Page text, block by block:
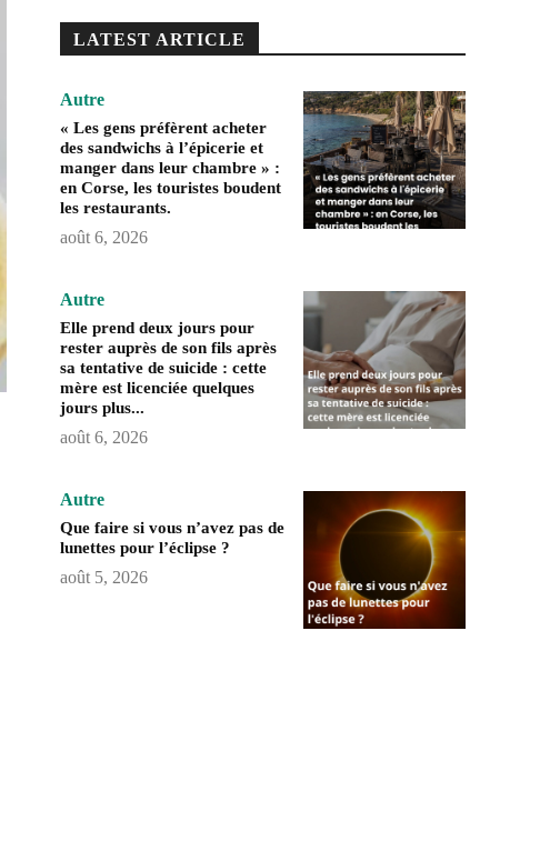
LATEST ARTICLE
Autre
« Les gens préfèrent acheter
des sandwichs à l’épicerie et
manger dans leur chambre » :
en Corse, les touristes boudent
les restaurants.
août 6, 2026
Autre
Elle prend deux jours pour
rester auprès de son fils après
sa tentative de suicide : cette
mère est licenciée quelques
jours plus...
août 6, 2026
Autre
Que faire si vous n’avez pas de
lunettes pour l’éclipse ?
août 5, 2026